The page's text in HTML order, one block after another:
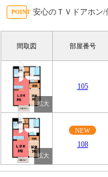
安心のＴＶドアホン
間取図 部屋番号
105
NEW
108